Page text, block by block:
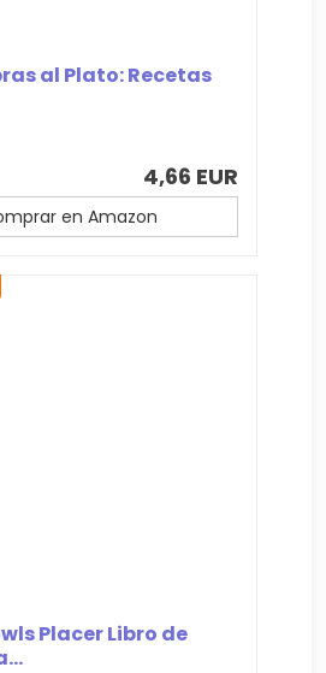
al Plato: Recetas
4,66 EUR
en Amazon
Placer Libro de